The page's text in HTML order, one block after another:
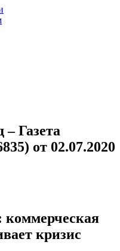
– Газета
от 02.07.2020
коммерческая
кризис